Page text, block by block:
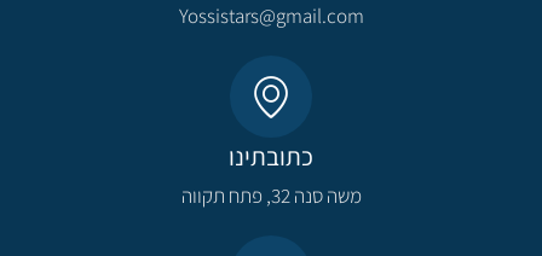
Yossistars@gmail.com​
כתובתינו
משה סנה 32, פתח תקווה​